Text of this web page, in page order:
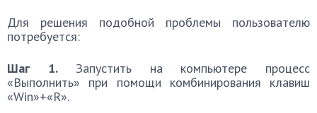
Для решения подобной проблемы пользователю
потребуется:
Шаг 1.Запустить на компьютере процесс
«Выполнить» при помощи комбинирования клавиш
«Win»+«R».